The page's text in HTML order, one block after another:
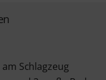
Schlagzeug